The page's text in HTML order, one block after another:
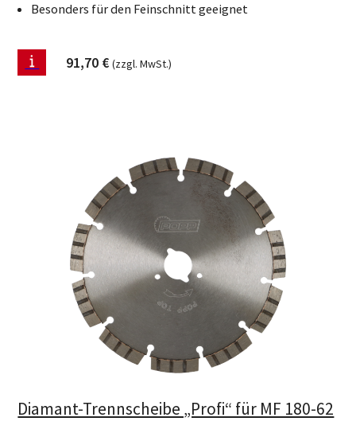
Besonders für den Feinschnitt geeignet
91,70 € (zzgl. MwSt.)
Diamant-Trennscheibe „Profi“ für MF 180-62